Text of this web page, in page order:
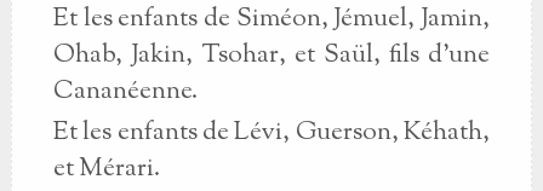
Et les enfants de Siméon, Jémuel, Jamin,
Ohab, Jakin, Tsohar, et Saül, fils d’une
Cananéenne.
Et les enfants de Lévi, Guerson, Kéhath,
et Mérari.